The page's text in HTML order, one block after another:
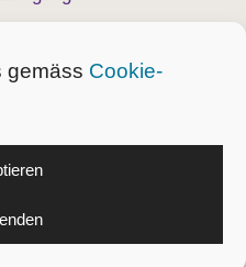
gemäss Cookie-